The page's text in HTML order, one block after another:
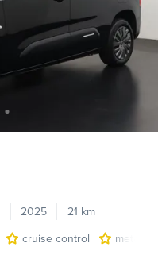
2025
21 km
cruise control